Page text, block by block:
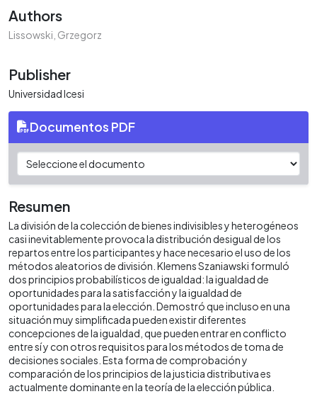
Authors
Lissowski, Grzegorz
Publisher
Universidad Icesi
Documentos PDF
Resumen
La división de la colección de bienes indivisibles y heterogéneos
casi inevitablemente provoca la distribución desigual de los
repartos entre los participantes y hace necesario el uso de los
métodos aleatorios de división. Klemens Szaniawski formuló
dos principios probabilísticos de igualdad: la igualdad de
oportunidades para la satisfacción y la igualdad de
oportunidades para la elección. Demostró que incluso en una
situación muy simplificada pueden existir diferentes
concepciones de la igualdad, que pueden entrar en conflicto
entre sí y con otros requisitos para los métodos de toma de
decisiones sociales. Esta forma de comprobación y
comparación de los principios de la justicia distributiva es
actualmente dominante en la teoría de la elección pública.